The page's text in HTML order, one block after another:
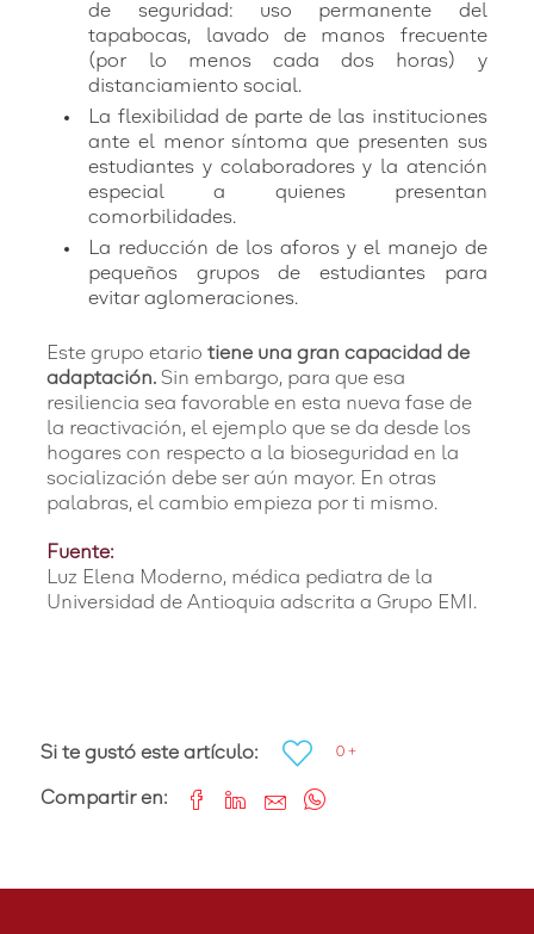
de seguridad: uso permanente del
tapabocas, lavado de manos frecuente
(por lo menos cada dos horas) y
distanciamiento social.
La flexibilidad de parte de las instituciones
ante el menor síntoma que presenten sus
estudiantes y colaboradores y la atención
especial a quienes presentan
comorbilidades.
La reducción de los aforos y el manejo de
pequeños grupos de estudiantes para
evitar aglomeraciones.
Este grupo etariotiene una gran capacidad de
adaptación. Sin embargo, para que esa
resiliencia sea favorable en esta nueva fase de
la reactivación, el ejemplo que se da desde los
hogares con respecto a la bioseguridad en la
socialización debe ser aún mayor. En otras
palabras, el cambio empieza por ti mismo.
Fuente:
Luz Elena Moderno, médica pediatra de la
Universidad de Antioquia adscrita a Grupo EMI.
Si te gustó este artículo: 0 +
Compartir en: